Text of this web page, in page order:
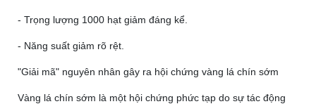
- Trọng lượng 1000 hạt giảm đáng kể.
- Năng suất giảm rõ rệt.
"Giải mã" nguyên nhân gây ra hội chứng vàng lá chín sớm
Vàng lá chín sớm là một hội chứng phức tạp do sự tác động